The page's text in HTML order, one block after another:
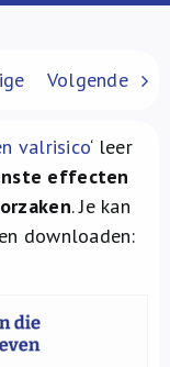
Volgende
valrisico‘ leer
effecten
. Je kan
downloaden: